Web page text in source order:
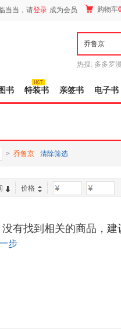
当当，请登录 成为会员 购物车
热搜: 多多罗
书 特装书 亲签书 电子书
> 乔鲁京 清除筛选
价格 -
有找到相关的商品，
步